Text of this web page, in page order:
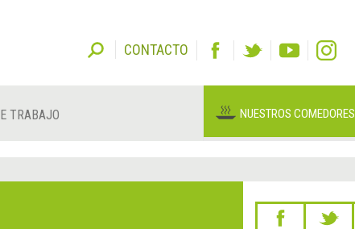
CONTACTO
TRABAJO NUESTROS COMEDORES